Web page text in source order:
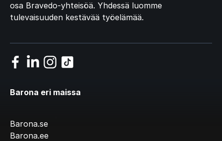
osa Bravedo-yhteisöä. Yhdessä luomme
tulevaisuuden kestävää työelämää.
Barona eri maissa
Barona.se
Barona.ee